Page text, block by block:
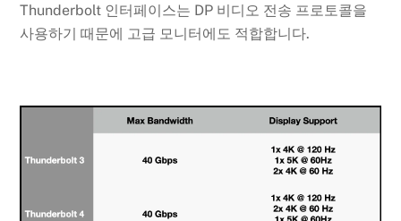
Thunderbolt 인터페이스는 DP 비디오 전송 프로토콜을
사용하기 때문에 고급 모니터에도 적합합니다.